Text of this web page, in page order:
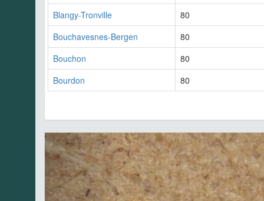
Blangy-Tronville
80
Bouchavesnes-Bergen
80
Bouchon
80
Bourdon
80